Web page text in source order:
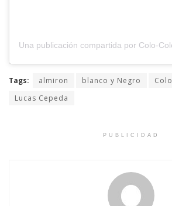
Una publicación compartida por Colo-
Tags: almiron blanco y Negro
Lucas Cepeda
PUBLICIDAD